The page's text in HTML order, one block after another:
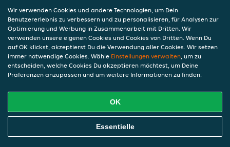
Wir verwenden Cookies und andere Technologien, um Dein
Benutzererlebnis zu verbessern und zu personalisieren, für Analysen zur
Optimierung und Werbung in Zusammenarbeit mit Dritten. Wir
verwenden unsere eigenen Cookies und Cookies von Dritten. Wenn Du
auf OK klickst, akzeptierst Du die Verwendung aller Cookies. Wir setzen
immer notwendige Cookies. Wähle Einstellungen verwalten, um zu
entscheiden, welche Cookies Du akzeptieren möchtest, um Deine
Präferenzen anzupassen und um weitere Informationen zu finden.
OK
Essentielle